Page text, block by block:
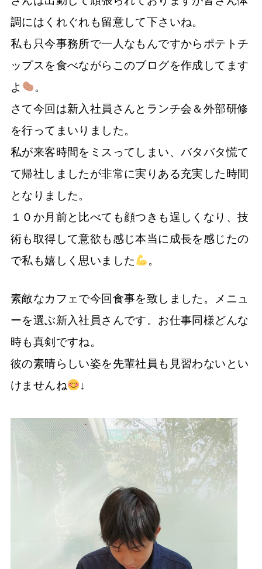
調にはくれぐれも留意して下さいね。
私も只今事務所で一人なもんですからポテトチ
ップスを食べながらこのブログを作成してます
よ
。
さて今回は新入社員さんとランチ会＆外部研修
を行ってまいりました。
私が来客時間をミスってしまい、バタバタ慌て
て帰社しましたが非常に実りある充実した時間
となりました。
１０か月前と比べても顔つきも逞しくなり、技
術も取得して意欲も感じ本当に成長を感じたの
で私も嬉しく思いました
。
素敵なカフェで今回食事を致しました。メニュ
ーを選ぶ新入社員さんです。お仕事同様どんな
時も真剣ですね。
彼の素晴らしい姿を先輩社員も見習わないとい
けませんね
↓